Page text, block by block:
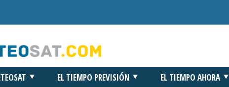
EL TIEMPO PREVISIÓN EL TIEMPO AHORA